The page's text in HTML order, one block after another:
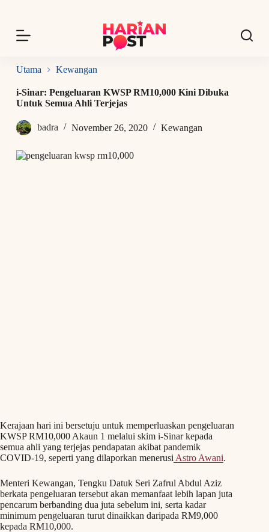
p
o
n
n
Utama Kewangan
i-Sinar: Pengeluaran KWSP RM10,000 Kini Dibuka
Untuk Semua Ahli Terjejas
badra November 26, 2020 Kewangan
Kerajaan hari ini bersetuju untuk memperluaskan pengeluaran
KWSP RM10,000 Akaun 1 melalui skim i-Sinar kepada
semua ahli yang terjejas pendapatan akibat pandemik
COVID-19, seperti yang dilaporkan menerusi Astro Awani.
Menteri Kewangan, Tengku Datuk Seri Zafrul Abdul Aziz
berkata pengeluaran tersebut akan memanfaat lebih lapan juta
pencarum berbanding dua juta sebelum ini, serta kadar
minimum pengeluaran turut dinaikkan daripada RM9,000
kepada RM10,000.